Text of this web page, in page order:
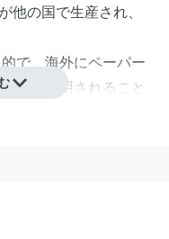
他の国で生産され、
で、海外にペーパー
いて悪用されること
題と競合し、国際的